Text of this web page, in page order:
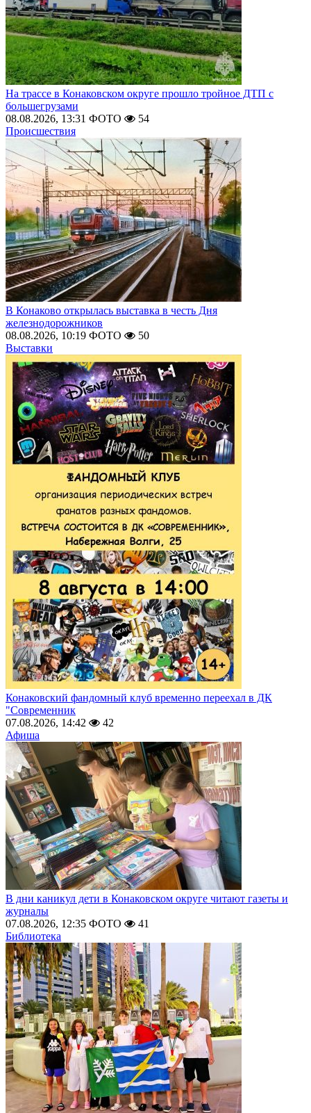
На трассе в Конаковском округе прошло тройное ДТП с
большегрузами
08.08.2026, 13:31 ФОТО
54
Происшествия
В Конаково открылась выставка в честь Дня
железнодорожников
08.08.2026, 10:19 ФОТО
50
Выставки
Конаковский фандомный клуб временно переехал в ДК
"Современник
07.08.2026, 14:42
42
Афиша
В дни каникул дети в Конаковском округе читают газеты и
журналы
07.08.2026, 12:35 ФОТО
41
Библиотека